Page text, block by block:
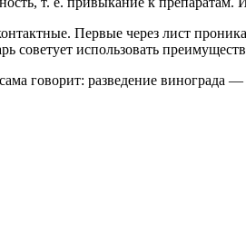
Первые через лист
советует использовать
говорит: разведение винограда —